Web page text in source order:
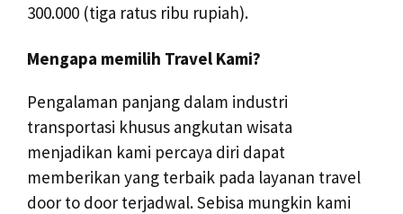
300.000 (tiga ratus ribu rupiah).
Mengapa memilih Travel Kami?
Pengalaman panjang dalam industri
transportasi khusus angkutan wisata
menjadikan kami percaya diri dapat
memberikan yang terbaik pada layanan travel
door to door terjadwal. Sebisa mungkin kami